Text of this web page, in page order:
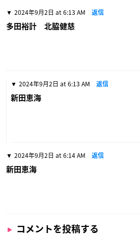
2024年9月2日 at 6:13 AM 返信
多田裕計 北脇健慈
2024年9月2日 at 6:13 AM 返信
新田恵海
2024年9月2日 at 6:14 AM 返信
新田恵海
コメントを投稿する